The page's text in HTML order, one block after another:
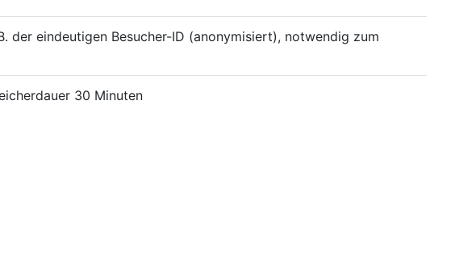
der eindeutigen Besucher-ID (anonymisiert), notwendig zum
30 Minuten